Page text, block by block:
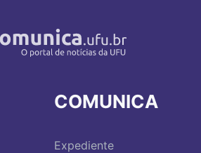
COMUNICA
Expediente